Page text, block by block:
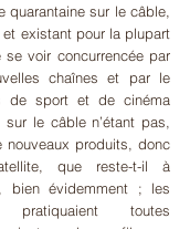
quarantaine sur le câble,
existant pour la plupart
voir concurrencée par
chaînes et par le
de sport et de cinéma
le câble n’étant pas,
produits, donc
que reste-t-il à
bien évidemment ; les
toutes